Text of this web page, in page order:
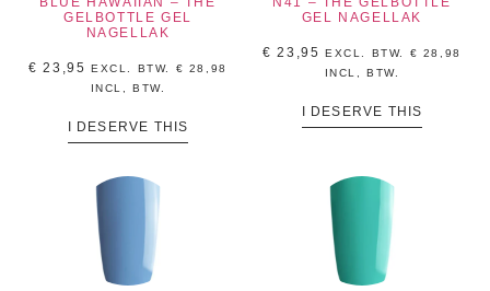
GELBOTTLE GEL
NAGELLAK
€ 23,95 EXCL. BTW. € 28,98
INCL, BTW.
I DESERVE THIS
GEL NAGELLAK
€ 23,95 EXCL. BTW. € 28,98
INCL, BTW.
I DESERVE THIS